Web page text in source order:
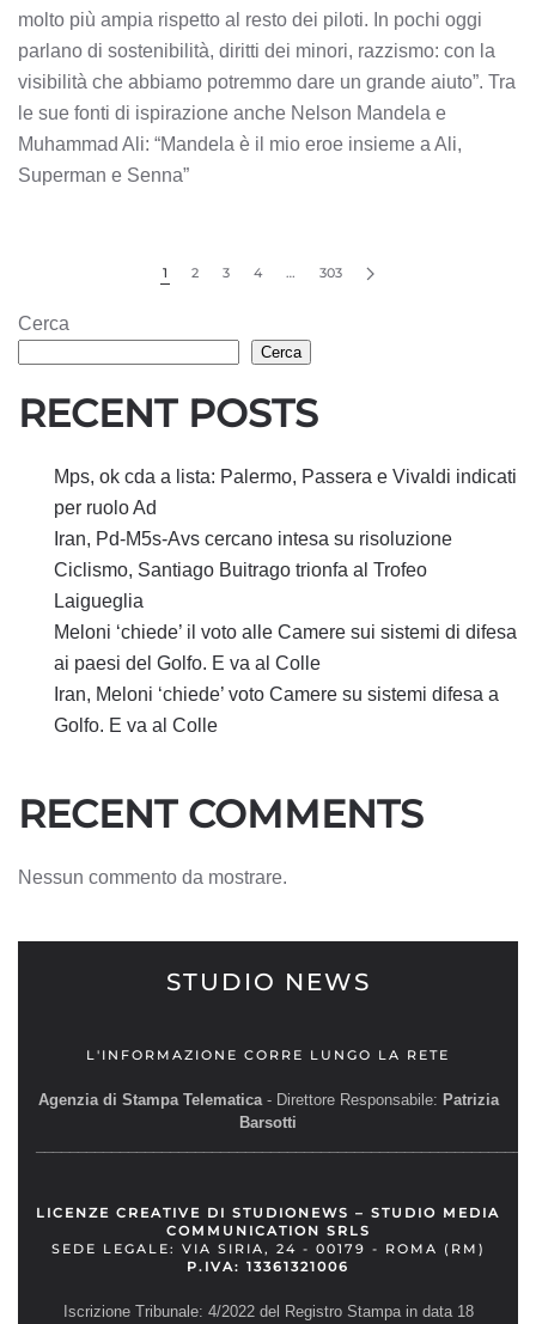
molto più ampia rispetto al resto dei piloti. In pochi oggi
parlano di sostenibilità, diritti dei minori, razzismo: con la
visibilità che abbiamo potremmo dare un grande aiuto”. Tra
le sue fonti di ispirazione anche Nelson Mandela e
Muhammad Ali: “Mandela è il mio eroe insieme a Ali,
Superman e Senna”
1 2 3 4 … 303
Cerca
Cerca
RECENT POSTS
Mps, ok cda a lista: Palermo, Passera e Vivaldi indicati
per ruolo Ad
Iran, Pd-M5s-Avs cercano intesa su risoluzione
Ciclismo, Santiago Buitrago trionfa al Trofeo
Laigueglia
Meloni ‘chiede’ il voto alle Camere sui sistemi di difesa
ai paesi del Golfo. E va al Colle
Iran, Meloni ‘chiede’ voto Camere su sistemi difesa a
Golfo. E va al Colle
RECENT COMMENTS
Nessun commento da mostrare.
STUDIO NEWS
L'INFORMAZIONE CORRE LUNGO LA RETE
Agenzia di Stampa Telematica- Direttore Responsabile: Patrizia
Barsotti
LICENZE CREATIVE DI STUDIONEWS – STUDIO MEDIA
COMMUNICATION SRLS
SEDE LEGALE: VIA SIRIA, 24 - 00179 - ROMA (RM)
P.IVA: 13361321006
Iscrizione Tribunale: 4/2022 del Registro Stampa in data 18